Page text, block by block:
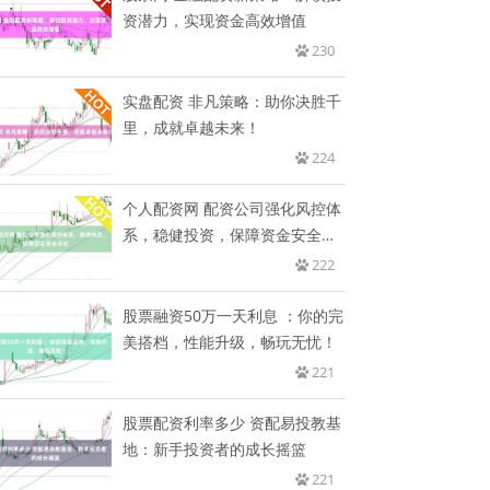
资潜力，实现资金高效增值
230
实盘配资 非凡策略：助你决胜千
里，成就卓越未来！
224
个人配资网 配资公司强化风控体
系，稳健投资，保障资金安全无
222
股票融资50万一天利息 ：你的完
美搭档，性能升级，畅玩无忧！
221
股票配资利率多少 资配易投教基
地：新手投资者的成长摇篮
221